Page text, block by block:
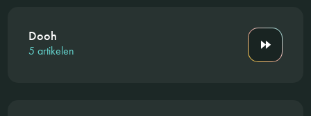
Dooh
5 artikelen